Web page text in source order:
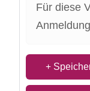
Für diese